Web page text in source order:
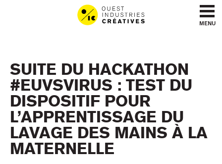
Aller au menu
Aller au contenu
MENU
SUITE DU HACKATHON
#EUVSVIRUS : TEST DU
DISPOSITIF POUR
L’APPRENTISSAGE DU
LAVAGE DES MAINS À LA
MATERNELLE